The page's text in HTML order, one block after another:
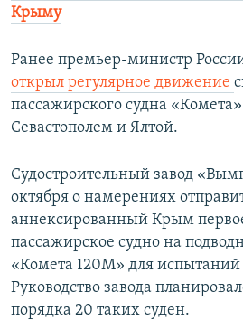
Крыму
​Ранее премьер-министр
открыл регулярное движение
пассажирского судна
Севастополем и Ялтой.​
Судостроительный завод
октября о намерениях
аннексированный Крым
пассажирское судно на
«Комета 120М» для
Руководство завода
порядка 20 таких суден.